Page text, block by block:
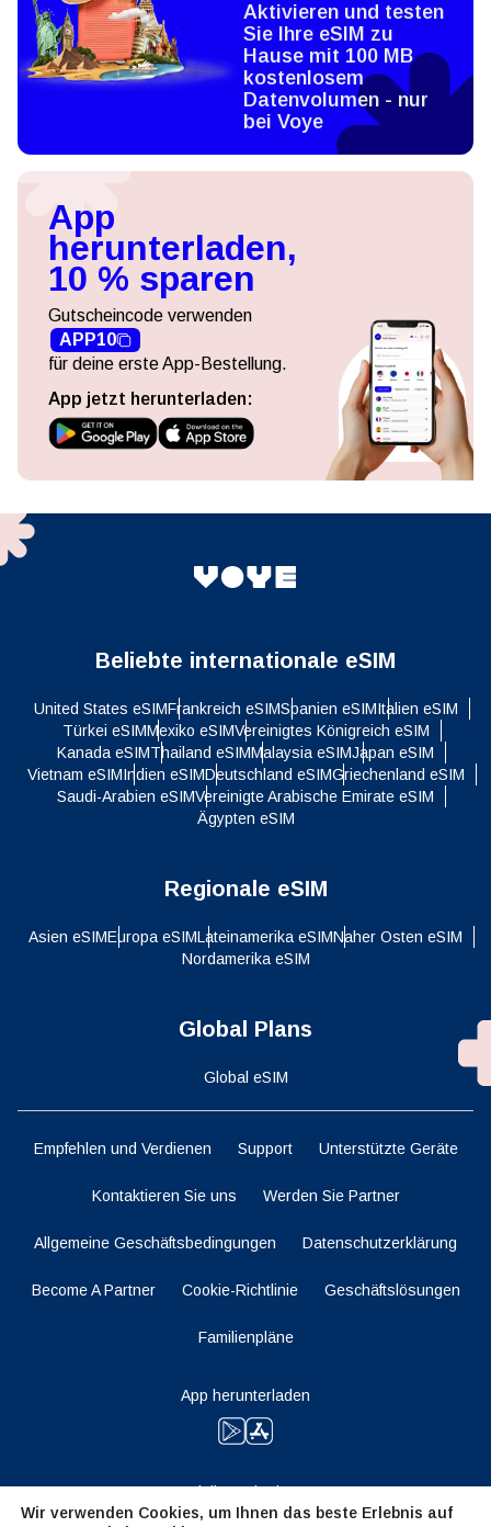
Aktivieren und testen
Sie Ihre eSIM zu
Hause mit 100 MB
kostenlosem
Datenvolumen - nur
bei Voye
App
herunterladen,
10 % sparen
Gutscheincode verwenden
APP10
für deine erste App-Bestellung.
App jetzt herunterladen:
Beliebte internationale eSIM
United States eSIMFrankreich eSIMSpanien eSIMItalien eSIM
Türkei eSIMMexiko eSIMVereinigtes Königreich eSIM
Kanada eSIMThailand eSIMMalaysia eSIMJapan eSIM
Vietnam eSIMIndien eSIMDeutschland eSIMGriechenland eSIM
Saudi-Arabien eSIMVereinigte Arabische Emirate eSIM
Ägypten eSIM
Regionale eSIM
Asien eSIMEuropa eSIMLateinamerika eSIMNaher Osten eSIM
Nordamerika eSIM
Global Plans
Global eSIM
Empfehlen und Verdienen Support Unterstützte Geräte
Kontaktieren Sie uns Werden Sie Partner
Allgemeine Geschäftsbedingungen Datenschutzerklärung
Become A Partner Cookie-Richtlinie Geschäftslösungen
Familienpläne
App herunterladen
Bleiben Sie dran
Wir verwenden Cookies, um Ihnen das beste Erlebnis auf